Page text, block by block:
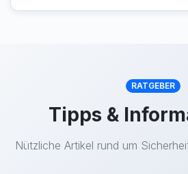
RATGEBER
Tipps &
Nützliche Artikel rund um